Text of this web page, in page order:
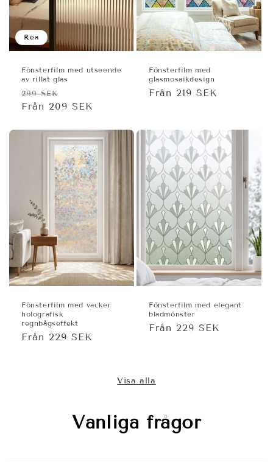
Rea
Fönsterfilm med utseende
av rillat glas
Ordinarie
pris
299 SEK
Från 209 SEK
Fönsterfilm med
glasmosaikdesign
Ordinarie
Från 219 SEK
Fönsterfilm med vacker
holografisk
regnbågseffekt
Ordinarie
Från 229 SEK
Fönsterfilm med elegant
bladmönster
Ordinarie
Från 229 SEK
Visa alla
Vanliga frågor